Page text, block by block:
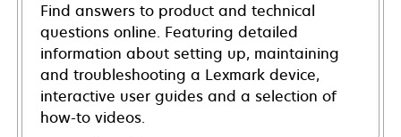
Find answers to product and technical
questions online. Featuring detailed
information about setting up, maintaining
and troubleshooting a Lexmark device,
interactive user guides and a selection of
how-to videos.